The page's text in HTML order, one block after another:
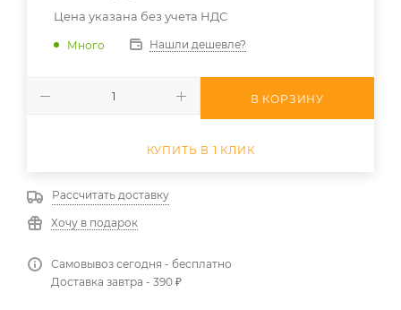
Цена указана без учета НДС
Много Нашли дешевле?
В КОРЗИНУ
КУПИТЬ В 1 КЛИК
Рассчитать доставку
Хочу в подарок
Самовывоз сегодня - бесплатно
Доставка завтра - 390 ₽